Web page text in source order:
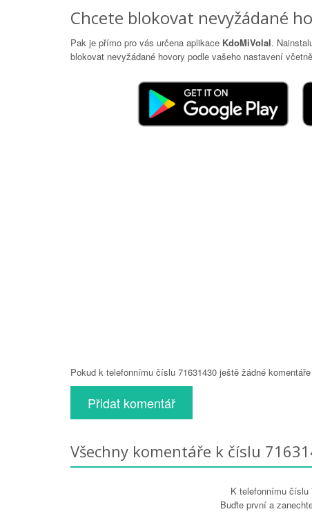
Chcete blokovat nevyžádané
Pak je přímo pro vás určena aplikace KdoMiVolal.
blokovat nevyžádané hovory podle vašeho nastavení
Pokud k telefonnímu číslu 71631430 ještě žádné
Přidat komentář
Všechny komentáře k číslu
K telefonnímu
Buďte první a